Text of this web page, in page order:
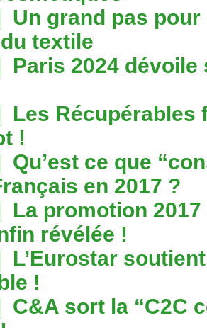
Un grand pas
textile
Paris 2024
Les Récupérables
!
Qu’est ce que
en 2017 ?
La promotion
révélée !
L’Eurostar
!
C&A sort la “C2C